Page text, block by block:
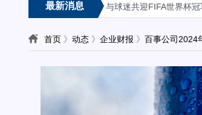
最新消息
齐聚乐事观赛派对，与球迷共迎FIFA世界杯冠军时
首页 》 动态 》 企业财报 》 百事公司2024